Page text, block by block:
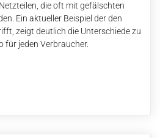
die oft mit gefälschten
Ein aktueller Beispiel der den
zeigt deutlich die Unterschiede zu
für jeden Verbraucher.